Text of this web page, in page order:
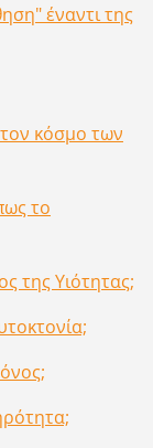
έναντι της
κόσμο των
το
της Υιότητας;